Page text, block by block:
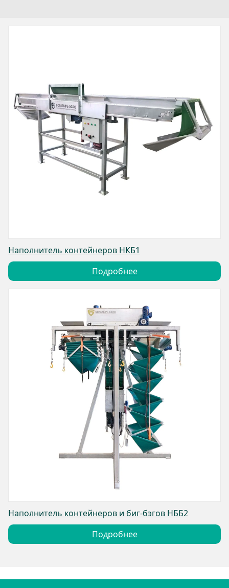
Наполнитель контейнеров НКБ1
Подробнее
Наполнитель контейнеров и биг-бэгов НББ2
Подробнее